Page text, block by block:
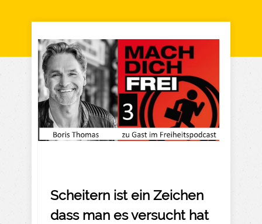
Scheitern ist ein Zeichen
dass man es versucht hat